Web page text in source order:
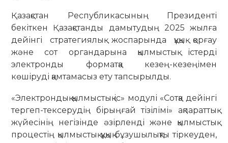
Қазақстан Республикасының Президенті
бекіткен Қазақстанды дамытудың 2025 жылға
дейінгі стратегиялық жоспарында құқық қорғау
және сот органдарына қылмыстық істерді
электронды форматқа кезең-кезеңімен
көшіруді қамтамасыз ету тапсырылды.
«Электрондық қылмыстық іс» модулі «Сотқа дейінгі
тергеп-тексерудің бірыңғай тізілімі» ақпараттық
жүйесінің негізінде әзірленді және қылмыстық
процестің қылмыстық құқық бұзушылықты тіркеуден,